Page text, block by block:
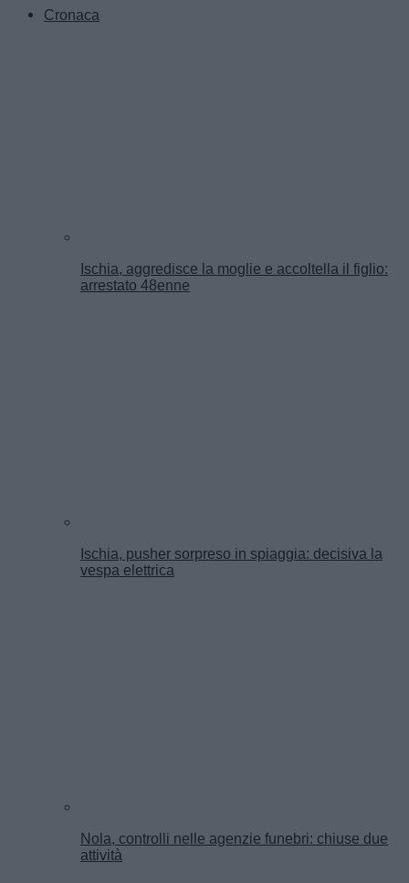
Cronaca
Ischia, aggredisce la moglie e accoltella il figlio:
arrestato 48enne
Ischia, pusher sorpreso in spiaggia: decisiva la
vespa elettrica
Nola, controlli nelle agenzie funebri: chiuse due
attività